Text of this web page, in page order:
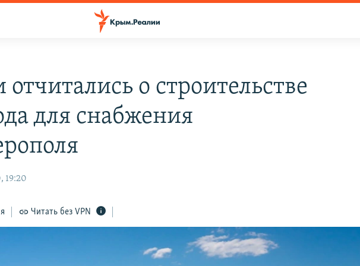
отчитались о строительстве
для снабжения
19:20
Читать без VPN